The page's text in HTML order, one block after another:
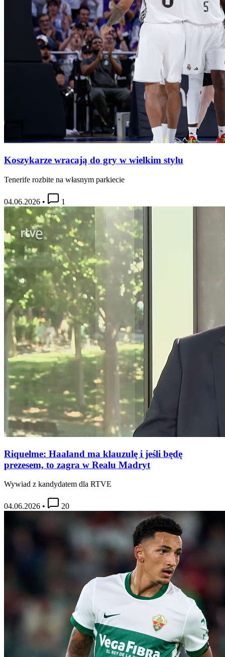
Koszykarze wracają do gry w wielkim stylu
Tenerife rozbite na własnym parkiecie
04.06.2026 • 1
Riquelme: Haaland ma klauzulę i jeśli będę
prezesem, to zagra w Realu Madryt
Wywiad z kandydatem dla RTVE
04.06.2026 • 20